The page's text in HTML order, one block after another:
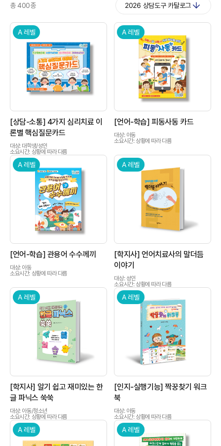
총 400종 2026 상담도구 카탈로그
상품이미지
A 레벨
[상담-소통] 4가지 심리치료 이
론별 핵심질문카드
대상: 대학생/성인
소요시간: 상황에 따라 다름
상품이미지
A 레벨
[언어-학습] 피동사동 카드
대상: 아동
소요시간: 상황에 따라 다름
상품이미지
A 레벨
[언어-학습] 관용어 수수께끼
대상: 아동
소요시간: 상황에 따라 다름
상품이미지
A 레벨
[학지사] 언어치료사의 말더듬
이야기
대상: 성인
소요시간: 상황에 따라 다름
상품이미지
A 레벨
[학지사] 알기 쉽고 재미있는 한
글 파닉스 쑥쑥
대상: 아동/청소년
소요시간: 상황에 따라 다름
상품이미지
A 레벨
[인지-실행기능] 짝꿍찾기 워크
북
대상: 아동
소요시간: 상황에 따라 다름
A 레벨 A 레벨